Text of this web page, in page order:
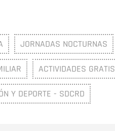
JORNADAS NOCTURNAS
ACTIVIDADES GRATIS
Y DEPORTE - SDCRD